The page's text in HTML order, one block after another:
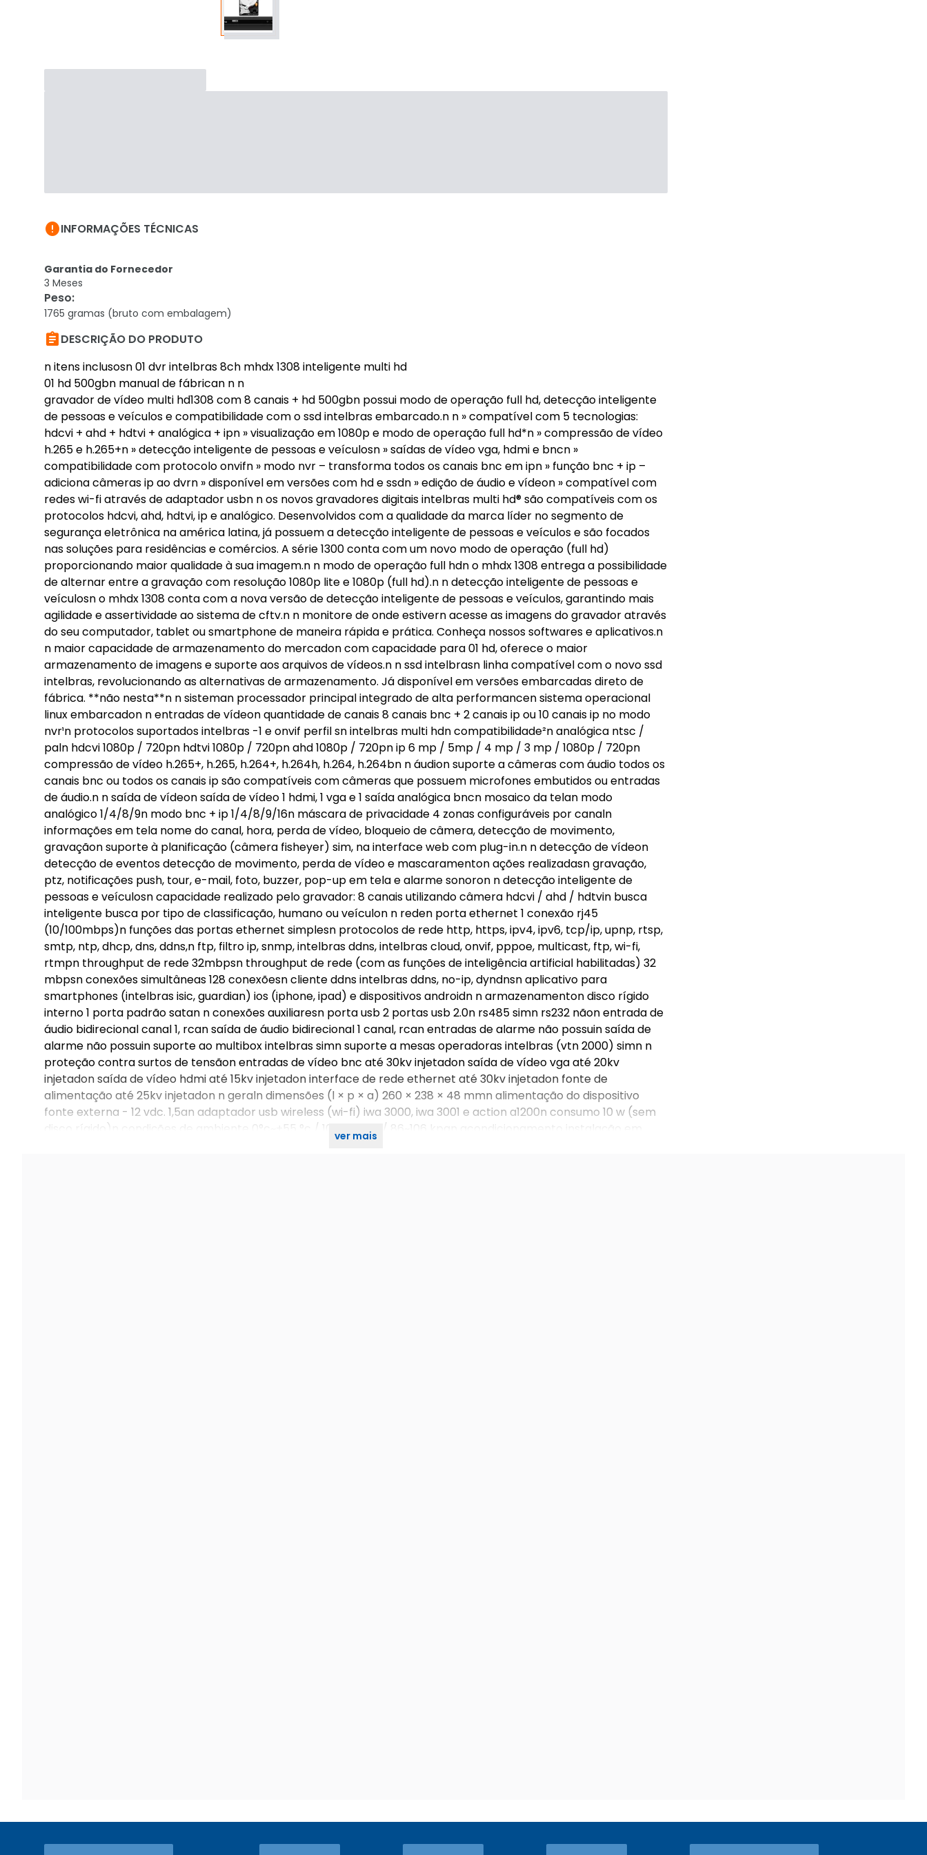
INFORMAÇÕES TÉCNICAS
Garantia do Fornecedor
3 Meses
Peso:
1765 gramas (bruto com embalagem)
DESCRIÇÃO DO PRODUTO
n itens inclusosn 01 dvr intelbras 8ch mhdx 1308 inteligente multi hd
01 hd 500gbn manual de fábrican n n
gravador de vídeo multi hd1308 com 8 canais + hd 500gbn possui modo de operação full hd, detecção inteligente
de pessoas e veículos e compatibilidade com o ssd intelbras embarcado.n n » compatível com 5 tecnologias:
hdcvi + ahd + hdtvi + analógica + ipn » visualização em 1080p e modo de operação full hd*n » compressão de vídeo
h.265 e h.265+n » detecção inteligente de pessoas e veículosn » saídas de vídeo vga, hdmi e bncn »
compatibilidade com protocolo onvifn » modo nvr – transforma todos os canais bnc em ipn » função bnc + ip –
adiciona câmeras ip ao dvrn » disponível em versões com hd e ssdn » edição de áudio e vídeon » compatível com
redes wi-fi através de adaptador usbn n os novos gravadores digitais intelbras multi hd® são compatíveis com os
protocolos hdcvi, ahd, hdtvi, ip e analógico. Desenvolvidos com a qualidade da marca líder no segmento de
segurança eletrônica na américa latina, já possuem a detecção inteligente de pessoas e veículos e são focados
nas soluções para residências e comércios. A série 1300 conta com um novo modo de operação (full hd)
proporcionando maior qualidade à sua imagem.n n modo de operação full hdn o mhdx 1308 entrega a possibilidade
de alternar entre a gravação com resolução 1080p lite e 1080p (full hd).n n detecção inteligente de pessoas e
veículosn o mhdx 1308 conta com a nova versão de detecção inteligente de pessoas e veículos, garantindo mais
agilidade e assertividade ao sistema de cftv.n n monitore de onde estivern acesse as imagens do gravador através
do seu computador, tablet ou smartphone de maneira rápida e prática. Conheça nossos softwares e aplicativos.n
n maior capacidade de armazenamento do mercadon com capacidade para 01 hd, oferece o maior
armazenamento de imagens e suporte aos arquivos de vídeos.n n ssd intelbrasn linha compatível com o novo ssd
intelbras, revolucionando as alternativas de armazenamento. Já disponível em versões embarcadas direto de
fábrica. **não nesta**n n sisteman processador principal integrado de alta performancen sistema operacional
linux embarcadon n entradas de vídeon quantidade de canais 8 canais bnc + 2 canais ip ou 10 canais ip no modo
nvr¹n protocolos suportados intelbras -1 e onvif perfil sn intelbras multi hdn compatibilidade²n analógica ntsc /
paln hdcvi 1080p / 720pn hdtvi 1080p / 720pn ahd 1080p / 720pn ip 6 mp / 5mp / 4 mp / 3 mp / 1080p / 720pn
compressão de vídeo h.265+, h.265, h.264+, h.264h, h.264, h.264bn n áudion suporte a câmeras com áudio todos os
canais bnc ou todos os canais ip são compatíveis com câmeras que possuem microfones embutidos ou entradas
de áudio.n n saída de vídeon saída de vídeo 1 hdmi, 1 vga e 1 saída analógica bncn mosaico da telan modo
analógico 1/4/8/9n modo bnc + ip 1/4/8/9/16n máscara de privacidade 4 zonas configuráveis por canaln
informações em tela nome do canal, hora, perda de vídeo, bloqueio de câmera, detecção de movimento,
gravaçãon suporte à planificação (câmera fisheyer) sim, na interface web com plug-in.n n detecção de vídeon
detecção de eventos detecção de movimento, perda de vídeo e mascaramenton ações realizadasn gravação,
ptz, notificações push, tour, e-mail, foto, buzzer, pop-up em tela e alarme sonoron n detecção inteligente de
pessoas e veículosn capacidade realizado pelo gravador: 8 canais utilizando câmera hdcvi / ahd / hdtvin busca
inteligente busca por tipo de classificação, humano ou veículon n reden porta ethernet 1 conexão rj45
(10/100mbps)n funções das portas ethernet simplesn protocolos de rede http, https, ipv4, ipv6, tcp/ip, upnp, rtsp,
smtp, ntp, dhcp, dns, ddns,n ftp, filtro ip, snmp, intelbras ddns, intelbras cloud, onvif, pppoe, multicast, ftp, wi-fi,
rtmpn throughput de rede 32mbpsn throughput de rede (com as funções de inteligência artificial habilitadas) 32
mbpsn conexões simultâneas 128 conexõesn cliente ddns intelbras ddns, no-ip, dyndnsn aplicativo para
smartphones (intelbras isic, guardian) ios (iphone, ipad) e dispositivos androidn n armazenamenton disco rígido
interno 1 porta padrão satan n conexões auxiliaresn porta usb 2 portas usb 2.0n rs485 simn rs232 nãon entrada de
áudio bidirecional canal 1, rcan saída de áudio bidirecional 1 canal, rcan entradas de alarme não possuin saída de
alarme não possuin suporte ao multibox intelbras simn suporte a mesas operadoras intelbras (vtn 2000) simn n
proteção contra surtos de tensãon entradas de vídeo bnc até 30kv injetadon saída de vídeo vga até 20kv
injetadon saída de vídeo hdmi até 15kv injetadon interface de rede ethernet até 30kv injetadon fonte de
alimentação até 25kv injetadon n geraln dimensões (l × p × a) 260 × 238 × 48 mmn alimentação do dispositivo
fonte externa - 12 vdc. 1,5an adaptador usb wireless (wi-fi) iwa 3000, iwa 3001 e action a1200n consumo 10 w (sem
disco rígido)n condições de ambiente 0°c~+55 °c / 10%~90%rh / 86~106 kpan acondicionamento instalação em
ver mais